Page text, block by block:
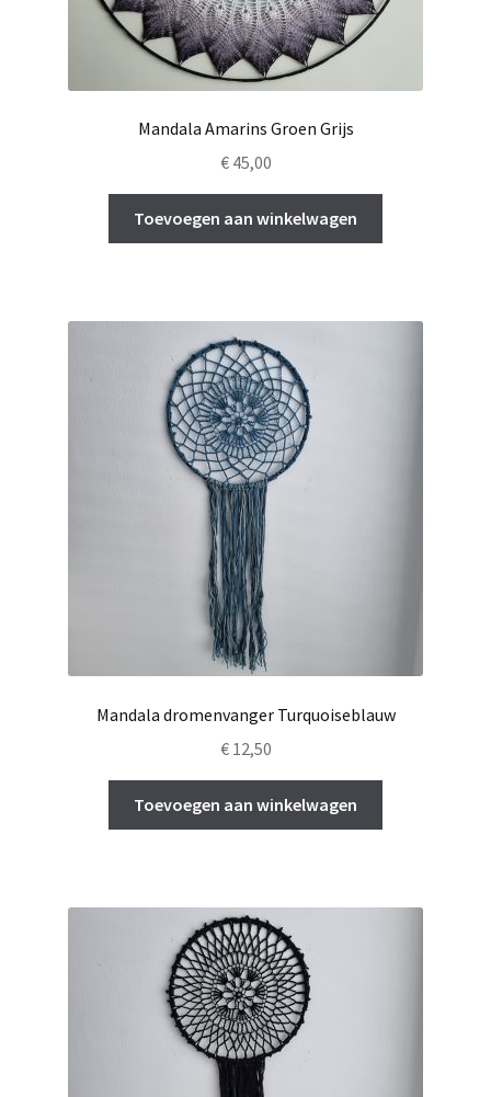
Mandala Amarins Groen Grijs
€45,00
Toevoegen aan winkelwagen
Mandala dromenvanger Turquoiseblauw
€12,50
Toevoegen aan winkelwagen